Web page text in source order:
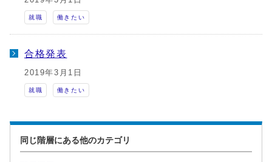
就職 働きたい
合格発表
2019年3月1日
就職 働きたい
同じ階層にある他のカテゴリ